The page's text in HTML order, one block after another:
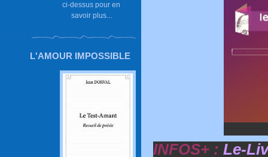
ci-dessus pour en
savoir plus...
L'AMOUR IMPOSSIBLE
INFOS+ : Le-